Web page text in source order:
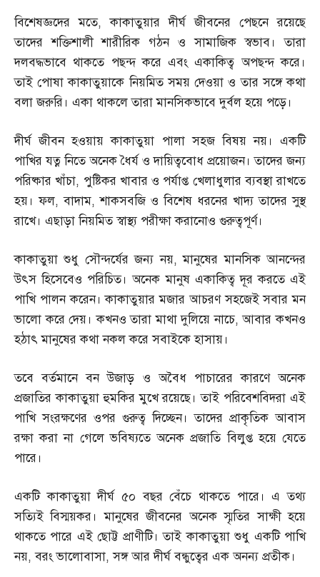
বিশেষজ্ঞদের মতে,কাকাতুয়ার দীর্ঘ জীবনের পেছনে রয়েছে
তাদের শক্তিশালী শারীরিক গঠন ও সামাজিক স্বভাব। তারা
দলবদ্ধভাবে থাকতে পছন্দ করে এবং একাকিত্ব অপছন্দ করে।
তাই পোষা কাকাতুয়াকে নিয়মিত সময় দেওয়া ও তার সঙ্গে কথা
বলা জরুরি। একা থাকলে তারা মানসিকভাবে দুর্বল হয়ে পড়ে।
দীর্ঘ জীবন হওয়ায় কাকাতুয়া পালা সহজ বিষয় নয়। একটি
পাখির যত্ন নিতে অনেক ধৈর্য ও দায়িত্ববোধ প্রয়োজন। তাদের জন্য
পরিষ্কার খাঁচা, পুষ্টিকর খাবার ও পর্যাপ্ত খেলাধুলার ব্যবস্থা রাখতে
হয়। ফল,বাদাম,শাকসবজি ও বিশেষ ধরনের খাদ্য তাদের সুস্থ
রাখে। এছাড়া নিয়মিত স্বাস্থ্য পরীক্ষা করানোও গুরুত্বপূর্ণ।
কাকাতুয়া শুধু সৌন্দর্যের জন্য নয়,মানুষের মানসিক আনন্দের
উৎস হিসেবেও পরিচিত। অনেক মানুষ একাকিত্ব দূর করতে এই
পাখি পালন করেন। কাকাতুয়ার মজার আচরণ সহজেই সবার মন
ভালো করে দেয়। কখনও তারা মাথা দুলিয়ে নাচে,আবার কখনও
হঠাৎ মানুষের কথা নকল করে সবাইকে হাসায়।
তবে বর্তমানে বন উজাড় ও অবৈধ পাচারের কারণে অনেক
প্রজাতির কাকাতুয়া হুমকির মুখে রয়েছে। তাই পরিবেশবিদরা এই
পাখি সংরক্ষণের ওপর গুরুত্ব দিচ্ছেন। তাদের প্রাকৃতিক আবাস
রক্ষা করা না গেলে ভবিষ্যতে অনেক প্রজাতি বিলুপ্ত হয়ে যেতে
পারে।
একটি কাকাতুয়া দীর্ঘ ৫০ বছর বেঁচে থাকতে পারে। এ তথ্য
সত্যিই বিস্ময়কর। মানুষের জীবনের অনেক স্মৃতির সাক্ষী হয়ে
থাকতে পারে এই ছোট্ট প্রাণীটি। তাই কাকাতুয়া শুধু একটি পাখি
নয়,বরং ভালোবাসা,সঙ্গ আর দীর্ঘ বন্ধুত্বের এক অনন্য প্রতীক।